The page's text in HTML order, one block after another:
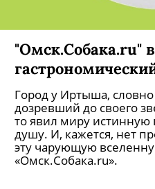
"Омск.Собака.ru"
Город у Иртыша,
дозревший до своего
то явил миру истинную
душу. И, кажется, нет
эту чарующую
«Омск.Собака.ru».